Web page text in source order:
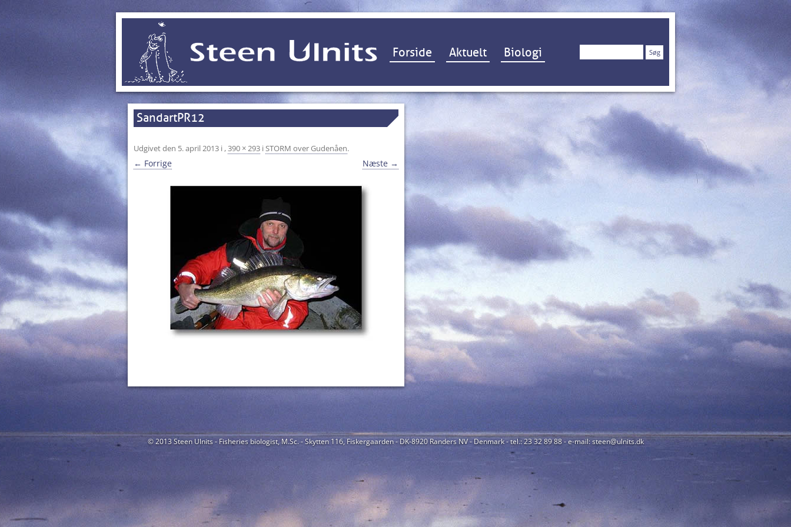
Hop til indhold
Forside Aktuelt Biologi Søg
SandartPR12
Udgivet den 5. april 2013 i ,390 × 293 iSTORM over Gudenåen.
← Forrige Næste →
© 2013 Steen Ulnits - Fisheries biologist, M.Sc. - Skytten 116, Fiskergaarden - DK-8920 Randers NV - Denmark - tel.: 23 32 89 88 - e-mail: steen@ulnits.dk